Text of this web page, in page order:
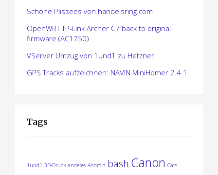
Schöne Plissees von handelsring.com
OpenWRT TP-Link Archer C7 back to original
firmware (AC1750)
VServer Umzug von 1und1 zu Hetzner
GPS Tracks aufzeichnen: NAVIN MiniHomer 2.4.1
Tags
1und1 3D-Druck anderes Android bash Canon Cats